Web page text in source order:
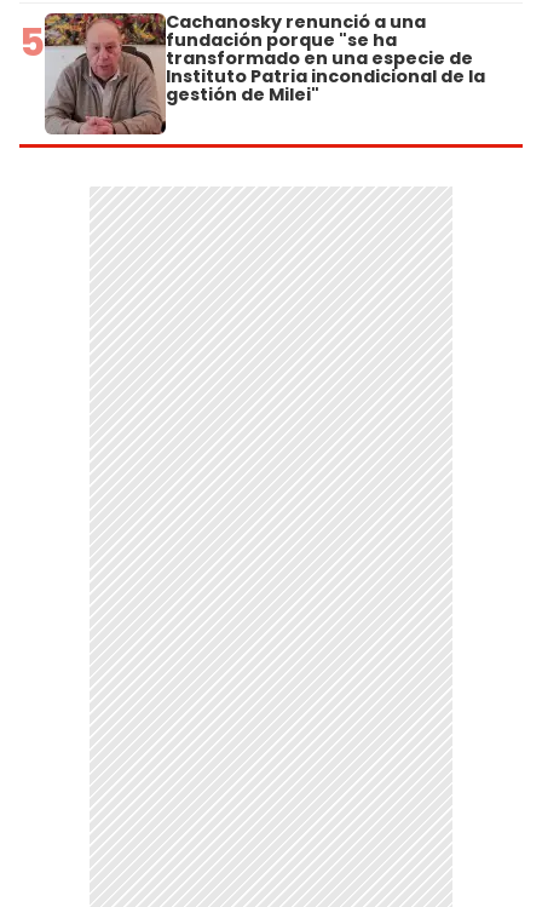
5 Cachanosky renunció a una
fundación porque "se ha
transformado en una especie de
Instituto Patria incondicional de la
gestión de Milei"